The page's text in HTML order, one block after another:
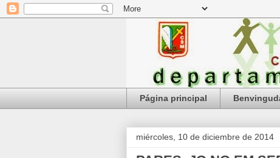
Página principal
miércoles, 10 de diciembre de 2014